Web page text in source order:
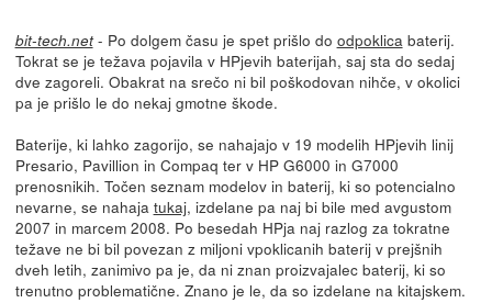
bit-tech.net- Po dolgem času je spet prišlo do odpoklicabaterij.
Tokrat se je težava pojavila v HPjevih baterijah, saj sta do sedaj
dve zagoreli. Obakrat na srečo ni bil poškodovan nihče, v okolici
pa je prišlo le do nekaj gmotne škode.
Baterije, ki lahko zagorijo, se nahajajo v 19 modelih HPjevih linij
Presario, Pavillion in Compaq ter v HP G6000 in G7000
prenosnikih. Točen seznam modelov in baterij, ki so potencialno
nevarne, se nahaja tukaj, izdelane pa naj bi bile med avgustom
2007 in marcem 2008. Po besedah HPja naj razlog za tokratne
težave ne bi bil povezan z miljoni vpoklicanih baterij v prejšnih
dveh letih, zanimivo pa je, da ni znan proizvajalec baterij, ki so
trenutno problematične. Znano je le, da so izdelane na kitajskem.